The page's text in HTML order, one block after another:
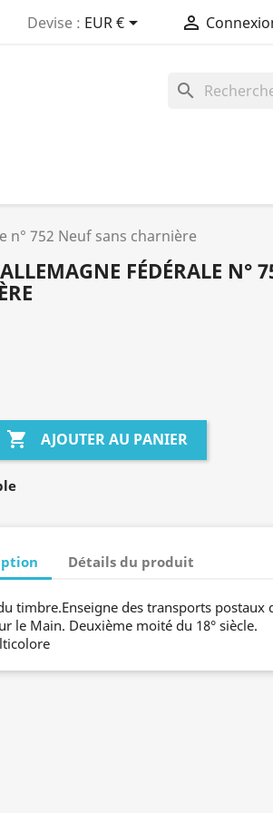
Devise : EUR € 
search
n° 752 Neuf sans charnière
FÉDÉRALE N°
 AJOUTER AU PANIER
Détails du produit
timbre.Enseigne des transports postaux
le Main. Deuxième moité du 18° siècle.